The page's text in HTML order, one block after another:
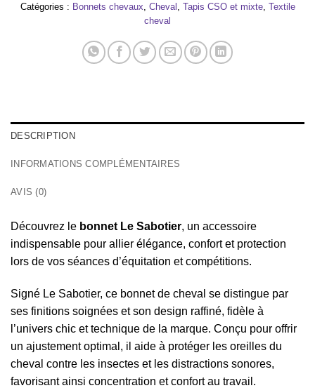
Catégories : Bonnets chevaux Cheval Tapis CSO et mixte, Textile
cheval
DESCRIPTION
INFORMATIONS COMPLÉMENTAIRES
AVIS (0)
Découvrez le bonnet Le Sabotier, un accessoire
indispensable pour allier élégance, confort et protection
lors de vos séances d’équitation et compétitions.
Signé Le Sabotier, ce bonnet de cheval se distingue par
ses finitions soignées et son design raffiné, fidèle à
l’univers chic et technique de la marque. Conçu pour offrir
un ajustement optimal, il aide à protéger les oreilles du
cheval contre les insectes et les distractions sonores,
favorisant ainsi concentration et confort au travail.